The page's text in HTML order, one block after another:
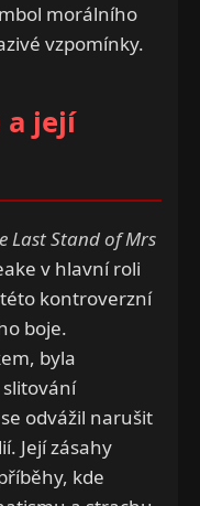
morálního
vzpomínky.
a její
Last Stand of Mrs
v hlavní roli
kontroverzní
boje.
byla
odvážil narušit
Její zásahy
kde